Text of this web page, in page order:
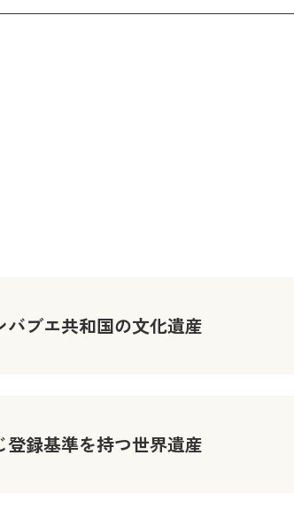
バブエ共和国の文化遺産
登録基準を持つ世界遺産